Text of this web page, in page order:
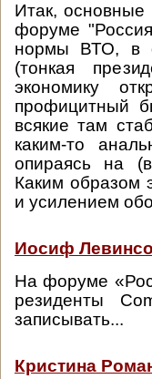
Итак, основные
форуме
нормы ВТО, в
(тонкая
экономику
профицитный
всякие там
каким-то
опираясь на
Каким образом
и усилением
Иосиф
На форуме
резиденты
записывать...
Кристина